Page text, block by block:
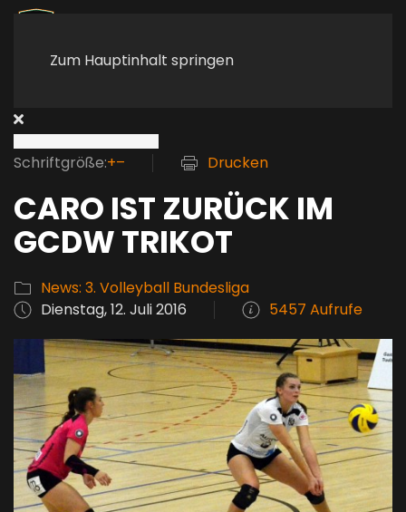
Zum Hauptinhalt springen
Schriftgröße:+– Drucken
CARO IST ZURÜCK IM
GCDW TRIKOT
News: 3. Volleyball Bundesliga
Dienstag, 12. Juli 2016
5457 Aufrufe